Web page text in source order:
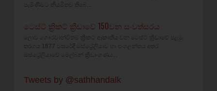
පැමිණීමට නියමිතව තිබේ...
ටෙස්ට් ක්‍රිකට් ක්‍රීඩාවේ 150වන සංවත්සරය
ලොව ගෞරවාන්විතම ක්‍රිකට් ආකෘතිය වන ටෙස්ට් ක්‍රීඩාවේ පළමු
තරගය 1877 වසරේදී ඔස්ට්‍රේලියාව හා එංගලන්තය අතර
ඔස්ට්‍රේලියාවේ මෙල්බන් ක්‍රීඩාංගණය...
Tweets by @sathhandalk